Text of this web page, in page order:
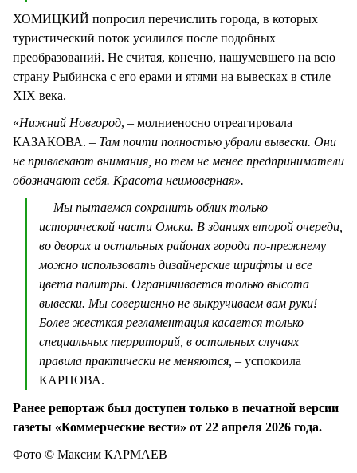
ХОМИЦКИЙ попросил перечислить города, в которых
туристический поток усилился после подобных
преобразований. Не считая, конечно, нашумевшего на всю
страну Рыбинска с его ерами и ятями на вывесках в стиле
XIX века.
«Нижний Новгород, – молниеносно отреагировала
КАЗАКОВА. – Там почти полностью убрали вывески. Они
не привлекают внимания, но тем не менее предприниматели
обозначают себя. Красота неимоверная».
— Мы пытаемся сохранить облик только
исторической части Омска. В зданиях второй очереди,
во дворах и остальных районах города по-прежнему
можно использовать дизайнерские шрифты и все
цвета палитры. Ограничивается только высота
вывески. Мы совершенно не выкручиваем вам руки!
Более жесткая регламентация касается только
специальных территорий, в остальных случаях
правила практически не меняются, – успокоила
КАРПОВА.
Ранее репортаж был доступен только в печатной версии
газеты «Коммерческие вести» от 22 апреля 2026 года.
Фото © Максим КАРМАЕВ